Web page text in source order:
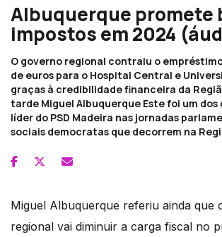
Albuquerque promete
impostos em 2024
O governo regional contraiu o
de euros para o Hospital Central e
graças à credibilidade financeira da
tarde Miguel Albuquerque Este foi um dos
líder do PSD Madeira nas jornadas
sociais democratas que decorrem na
Miguel Albuquerque referiu ainda que
regional vai diminuir a carga fiscal no